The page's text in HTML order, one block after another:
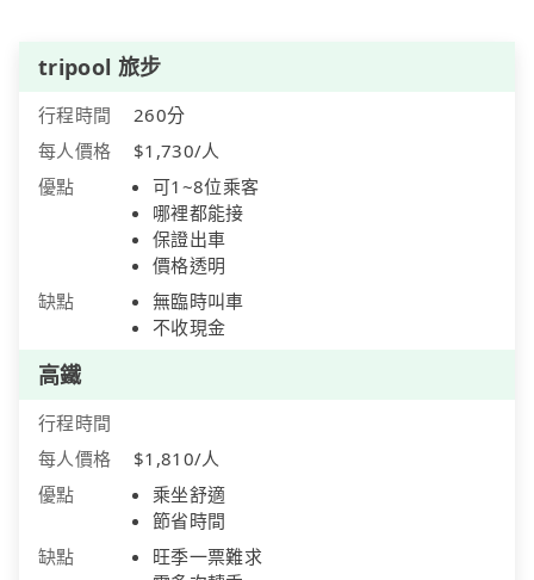
tripool 旅步
行程時間
260分
每人價格
$1,730/人
優點
可1~8位乘客
哪裡都能接
保證出車
價格透明
缺點
無臨時叫車
不收現金
高鐵
行程時間
每人價格
$1,810/人
優點
乘坐舒適
節省時間
缺點
旺季一票難求